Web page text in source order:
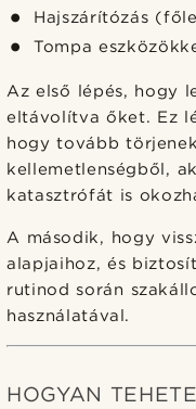
Hajszárítózás
Tompa
Az első lépés, hogy
eltávolítva őket. Ez
hogy tovább
kellemetlenségből,
katasztrófát is
A második, hogy
alapjaihoz, és
rutinod során
használatával.
HOGYAN